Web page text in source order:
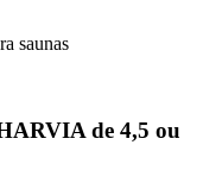
de 4,5 ou